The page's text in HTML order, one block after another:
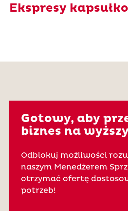
Ekspresy
Gotowy, aby
biznes na
Odblokuj możliwości
naszym Menedżerem
otrzymać ofertę
potrzeb!